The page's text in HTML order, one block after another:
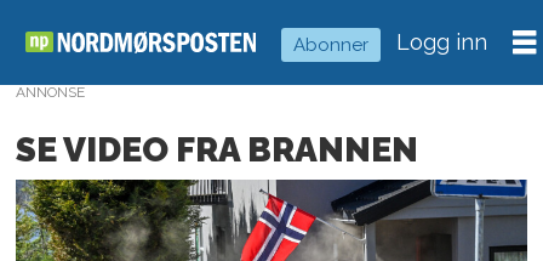
Abonner Logg inn
ANNONSE
SE VIDEO FRA BRANNEN